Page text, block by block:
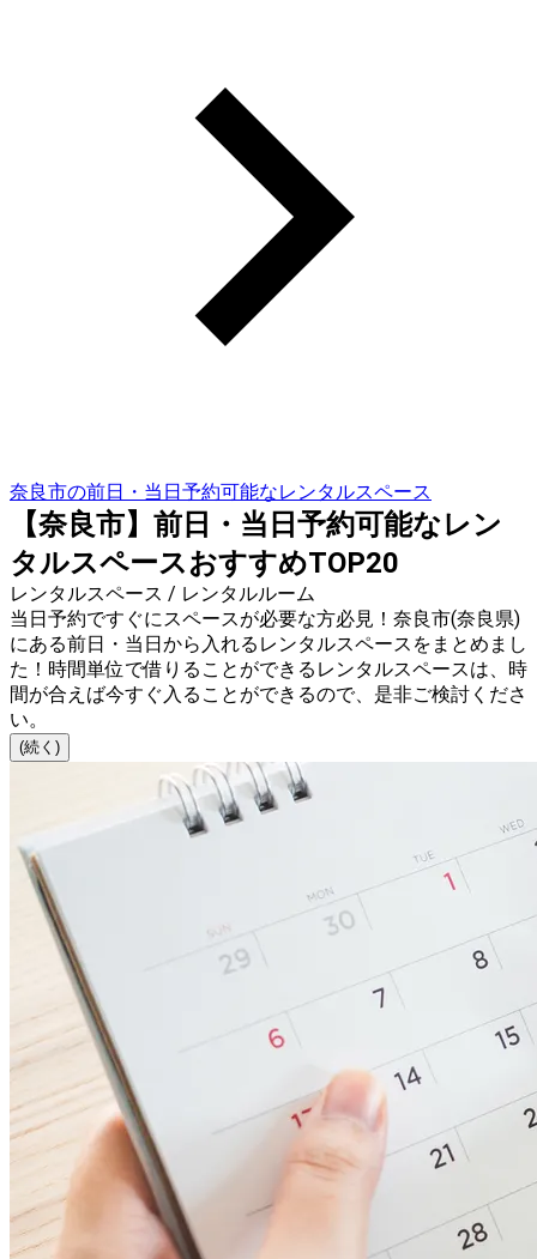
奈良市の前日・当日予約可能なレンタルスペース
【奈良市】前日・当日予約可能なレン
タルスペースおすすめTOP20
レンタルスペース / レンタルルーム
当日予約ですぐにスペースが必要な方必見！奈良市(奈良県)
にある前日・当日から入れるレンタルスペースをまとめまし
た！時間単位で借りることができるレンタルスペースは、時
間が合えば今すぐ入ることができるので、是非ご検討くださ
い。
(続く)